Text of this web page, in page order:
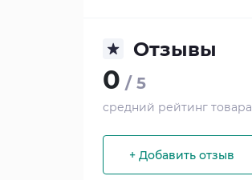
Отзывы
0 / 5
средний рейтинг товара
+ Добавить отзыв